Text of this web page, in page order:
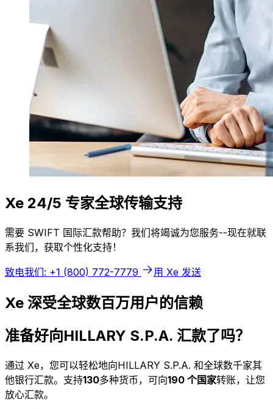
Xe 24/5 专家全球传输支持
需要 SWIFT 国际汇款帮助？我们将竭诚为您服务--现在就联
系我们，获取个性化支持！
致电我们: +1 (800) 772-7779 用 Xe 发送
Xe 深受全球数百万用户的信赖
准备好向HILLARY S.P.A. 汇款了吗？
通过 Xe，您可以轻松地向HILLARY S.P.A. 和全球数千家其
他银行汇款。支持130多种货币，可向190 个国家转账，让您
放心汇款。